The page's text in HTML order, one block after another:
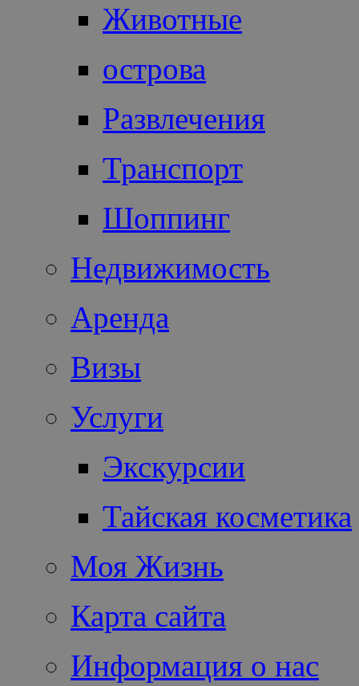
Животные
острова
Развлечения
Транспорт
Шоппинг
Недвижимость
Аренда
Визы
Услуги
Экскурсии
Тайская косметика
Моя Жизнь
Карта сайта
Информация о нас